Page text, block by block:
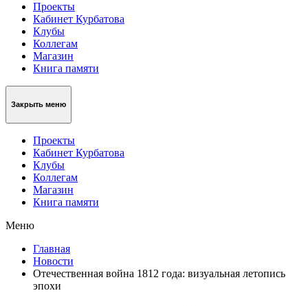
Проекты
Кабинет Курбатова
Клубы
Коллегам
Магазин
Книга памяти
Закрыть меню
Проекты
Кабинет Курбатова
Клубы
Коллегам
Магазин
Книга памяти
Меню
Главная
Новости
Отечественная война 1812 года: визуальная летопись
эпохи